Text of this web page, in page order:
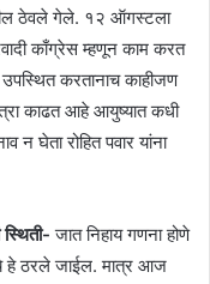
ठेवले गेले. १२ ऑगस्टला
काँग्रेस म्हणून काम करत
उपस्थित करतानाच काहीजण
काढत आहे आयुष्यात कधी
न घेता रोहित पवार यांना
जात निहाय गणना होणे
हे ठरले जाईल. मात्र आज